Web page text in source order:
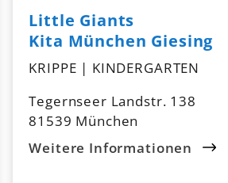
Little Giants
Kita München Giesing
KRIPPE | KINDERGARTEN
Tegernseer Landstr. 138
81539 München
Weitere Informationen